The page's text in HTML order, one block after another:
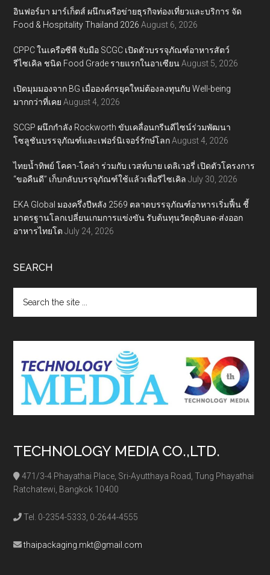
อินฟอร์มา มาร์เก็ตส์ ผนึกเครือข่ายธุรกิจท่องเที่ยวและบริการ จัด
Food & Hospitality Thailand 2026 August 6, 2026
CPPC ในเครือซีพี จับมือ SCGC เปิดตัวบรรจุภัณฑ์อาหารสัตว์
รีไซเคิล ชนิด Food Grade รายแรกในอาเซียน August 5, 2026
เปิดมุมมองจาก BG เมื่อองค์กรยุคใหม่ต้องลงทุนกับ Well-being
มากกว่าที่เคย August 4, 2026
SCGP ผนึกกำลัง Rockworth ขับเคลื่อนกรีนดีไซน์ร่วมพัฒนา
โซลูชันบรรจุภัณฑ์และเฟอร์นิเจอร์รักษ์โลก August 4, 2026
ไทยน้ำทิพย์ โคคา-โคล่า ร่วมกับ เวสท์บาย เดลิเวอรี่ เปิดตัวโครงการ
“ขอคืนดี” เก็บกลับบรรจุภัณฑ์ใช้แล้วเพื่อรีไซเคิล July 30, 2026
EKA Global มองครึ่งปีหลัง 2569 ตลาดบรรจุภัณฑ์อาหารเริ่มฟื้น ชี้
มาตรฐานโลกเปลี่ยนเกมการแข่งขัน รับต้นทุนวัตถุดิบลด-ส่งออก
อาหารไทยโต July 24, 2026
SEARCH
the
TECHNOLOGY MEDIA CO.,LTD.
471/3-4 Phayathai Place, Sri-Ayutthaya Road, Tung Phayathai
Ratchatewi, Bangkok 10400
Tel. 0-2354-5333, 0-2644-4555
thaipackaging.mkt@gmail.com